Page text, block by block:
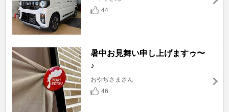
44
暑中お見舞い申し上げますゥ〜
♪
おやぢさまさん
46